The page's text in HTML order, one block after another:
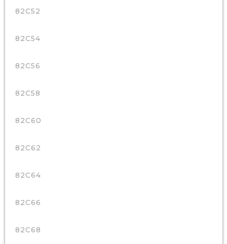
82C52
82C54
82C56
82C58
82C60
82C62
82C64
82C66
82C68